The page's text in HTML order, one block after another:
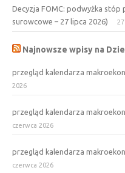
Decyzja FOMC: podwyżka stóp
surowcowe – 27 lipca 2026)
Najnowsze wpisy na
przegląd kalendarza
2026
przegląd kalendarza
czerwca 2026
przegląd kalendarza
czerwca 2026